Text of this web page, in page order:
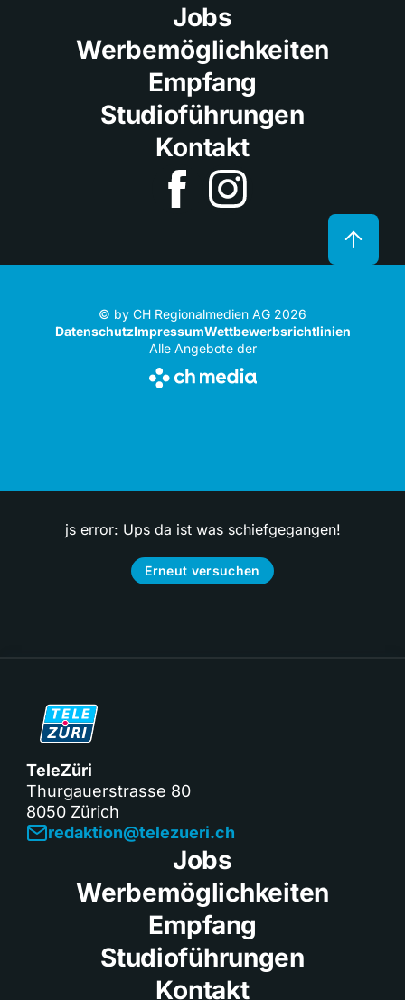
Jobs
Werbemöglichkeiten
Empfang
Studioführungen
Kontakt
© by CH Regionalmedien AG 2026
DatenschutzImpressumWettbewerbsrichtlinien
Alle Angebote der
js error: Ups da ist was schiefgegangen!
Erneut versuchen
TeleZüri
Thurgauerstrasse 80
8050 Zürich
redaktion@telezueri.ch
Jobs
Werbemöglichkeiten
Empfang
Studioführungen
Kontakt